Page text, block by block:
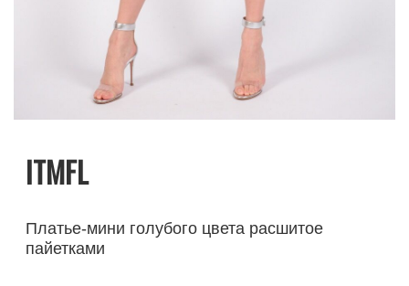
ITMFL
Платье-мини голубого цвета расшитое
пайетками